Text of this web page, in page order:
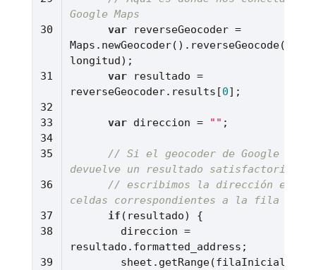
Google Maps
var reverseGeocoder =
var resultado =
reverseGeocoder.results[0
var direccion = ""
// Si el geocoder de Google Maps
devuelve un resultado satisfactorio,
// escribimos la dirección en
celdas correspondientes a la fila
if